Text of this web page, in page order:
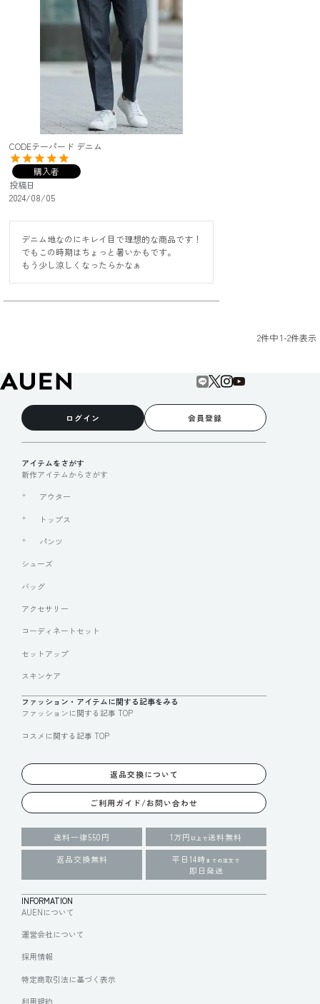
CODEテーパード デニム
購入者
投稿日
2024/08/05
デニム地なのにキレイ目で理想的な商品です！
でもこの時期はちょっと暑いかもです。
もう少し涼しくなったらかなぁ
2件中1-2件表示
ログイン 会員登録
アイテムをさがす
新作アイテムからさがす
アウター
トップス
パンツ
シューズ
バッグ
アクセサリー
コーディネートセット
セットアップ
スキンケア
ファッション・アイテムに関する記事をみる
ファッションに関する記事 TOP
コスメに関する記事 TOP
返品交換について
ご利用ガイド/お問い合わせ
送料一律550円 1万円 以上で送料無料
返品交換無料
平日14時 までの注文で
即日発送
INFORMATION
AUENについて
運営会社について
採用情報
特定商取引法に基づく表示
利用規約